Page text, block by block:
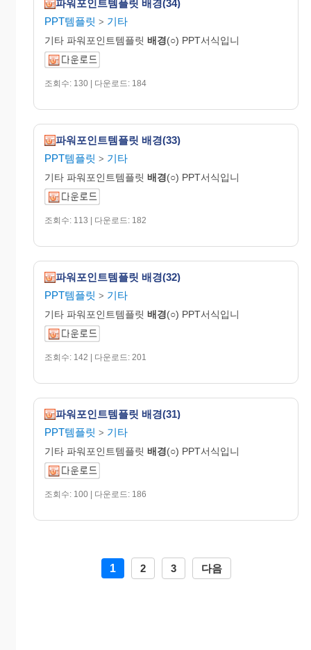
파워포인트템플릿 배경(34)
PPT템플릿 > 기타
기타 파워포인트템플릿 배경(○) PPT서식입니
조회수: 130 | 다운로드: 184
파워포인트템플릿 배경(33)
PPT템플릿 > 기타
기타 파워포인트템플릿 배경(○) PPT서식입니
조회수: 113 | 다운로드: 182
파워포인트템플릿 배경(32)
PPT템플릿 > 기타
기타 파워포인트템플릿 배경(○) PPT서식입니
조회수: 142 | 다운로드: 201
파워포인트템플릿 배경(31)
PPT템플릿 > 기타
기타 파워포인트템플릿 배경(○) PPT서식입니
조회수: 100 | 다운로드: 186
1 2 3 다음